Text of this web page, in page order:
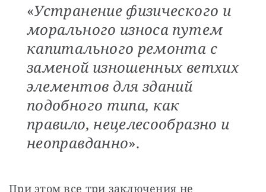
«Устранение физического и
морального износа путем
капитального ремонта с
заменой изношенных ветхих
элементов для зданий
подобного типа, как
правило, нецелесообразно и
неоправданно».
При этом все три заключения не